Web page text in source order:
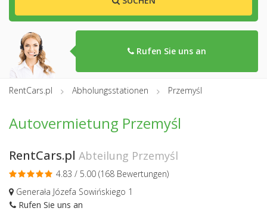
Rufen Sie uns an
RentCars.pl Abholungsstationen Przemyśl
Autovermietung Przemyśl
RentCars.pl Abteilung Przemyśl
4.83 / 5.00 (168 Bewertungen)
Generała Józefa Sowińskiego 1
Rufen Sie uns an